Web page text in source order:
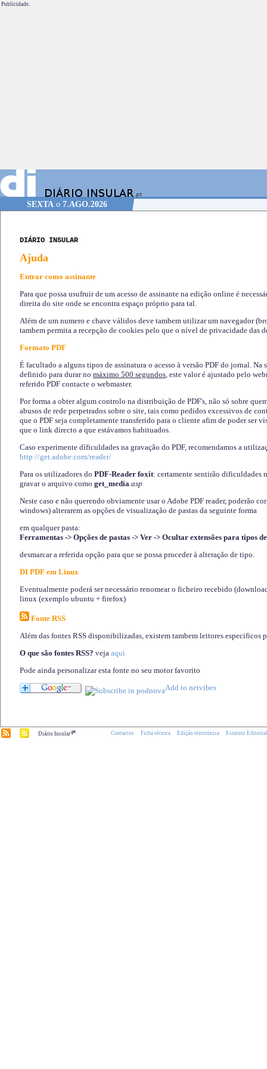
Publicidade.
SEXTA o 7.AGO.2026
DIÁRIO INSULAR
Ajuda
Entrar como assinante
Para que possa usufruir de um acesso de assinante na edição online é
direita do site onde se encontra espaço próprio para tal.
Além de um numero e chave válidos deve tambem utilizar um navegador
tambem permita a recepção de cookies pelo que o nível de privacidade das
Formato PDF
É facultado a alguns tipos de assinatura o acesso à versão PDF do jornal. Na
definido para durar no máximo 500 segundos, este valor é ajustado pelo
referido PDF contacte o webmaster.
Por forma a obter algum controlo na distribuição de PDF's, não só sobre
abusos de rede perpetrados sobre o site, tais como pedidos excessivos de
que o PDF seja completamente transferido para o cliente afim de poder ser
que o link directo a que estávamos habituados.
Caso experimente díficuldades na gravação do PDF, recomendamos a
http://get.adobe.com/reader/
Para os utilizadores do PDF-Reader foxit: certamente sentirão dificuldades
gravar o arquivo como get_media.asp
Neste caso e não querendo obviamente usar o Adobe PDF reader, poderão
windows) alterarem as opções de visualização de pastas da seguinte forma
em qualquer pasta:
Ferramentas -> Opções de pastas -> Ver -> Ocultar extensões para tipos
desmarcar a referida opção para que se possa proceder à alteração de tipo.
DI PDF em Linux
Eventualmente poderá ser necessário renomear o ficheiro recebido
linux (exemplo ubuntu + firefox)
Fonte RSS
Além das fontes RSS disponibilizadas, existem tambem leitores especificos
O que são fontes RSS? veja aqui
Pode ainda personalizar esta fonte no seu motor favorito
Diário Insular.pt Contactos Ficha técnica Edição electrónica Estatuto Editorial